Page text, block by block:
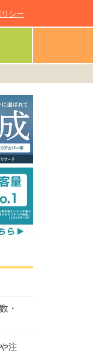
シー
・
注